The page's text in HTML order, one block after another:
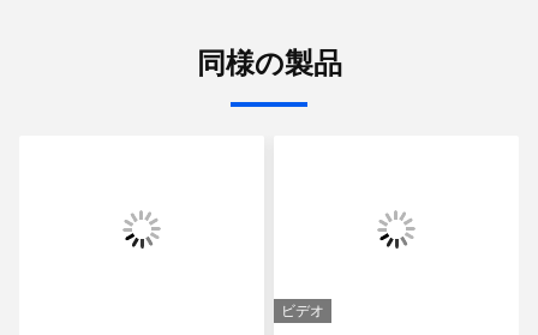
同様の製品
ビデオ